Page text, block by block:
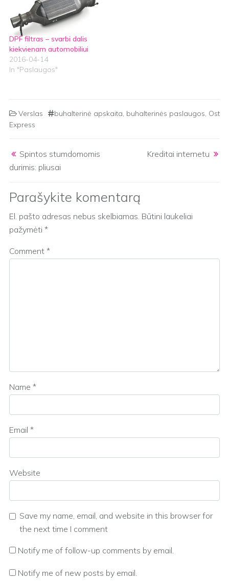
DPF filtras – svarbi dalis
kiekvienam automobiliui
2016-04-14
In "Paslaugos"
Verslas buhalterinė apskaita, buhalterinės paslaugos, Ost
Express
Spintos stumdomomis
durimis: pliusai
Kreditai internetu
Parašykite komentarą
El. pašto adresas nebus skelbiamas. Būtini laukeliai
pažymėti *
Comment *
Name *
Email *
Website
Save my name, email, and website in this browser for
the next time I comment
Notify me of follow-up comments by email.
Notify me of new posts by email.